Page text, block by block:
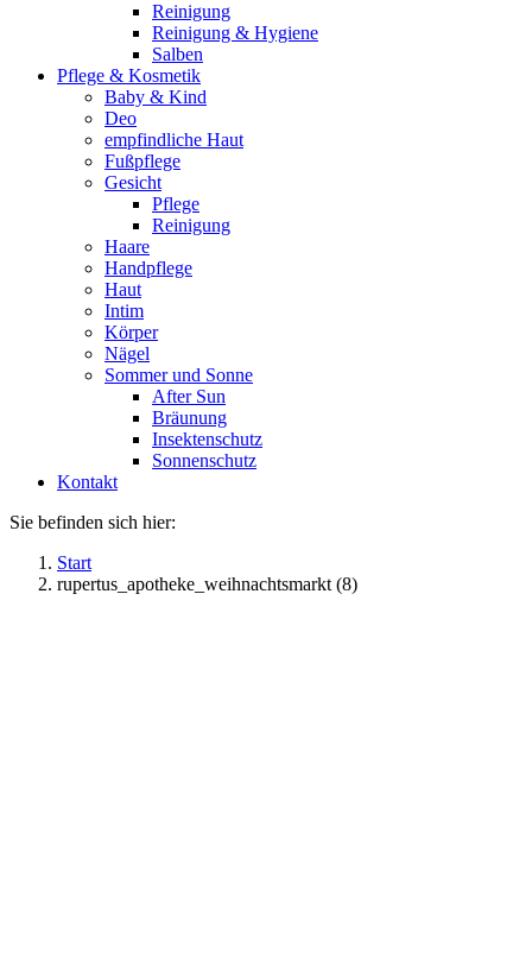
Reinigung
Reinigung & Hygiene
Salben
Pflege & Kosmetik
Baby & Kind
Deo
empfindliche Haut
Fußpflege
Gesicht
Pflege
Reinigung
Haare
Handpflege
Haut
Intim
Körper
Nägel
Sommer und Sonne
After Sun
Bräunung
Insektenschutz
Sonnenschutz
Kontakt
Sie befinden sich hier:
Start
rupertus_apotheke_weihnachtsmarkt (8)